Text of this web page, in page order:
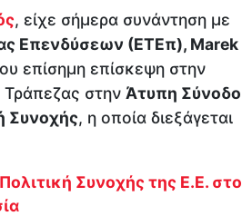
, είχε σήμερα συνάντηση με
Επενδύσεων (ΕΤΕπ), Marek
επίσημη επίσκεψη στην
στην Άτυπη Σύνοδο
Συνοχής, η οποία διεξάγεται
Συνοχής της Ε.Ε. στο